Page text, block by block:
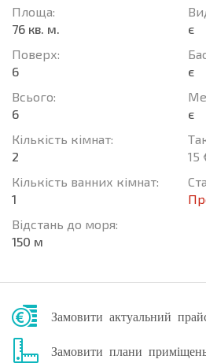
Площа:
76 кв. м.
Поверх:
6
Всього:
6
Кількість кімнат:
2
Кількість ванних кімнат:
1
Відстань до моря:
150 м
є
є
є
15
Замовити актуальний
Замовити плани